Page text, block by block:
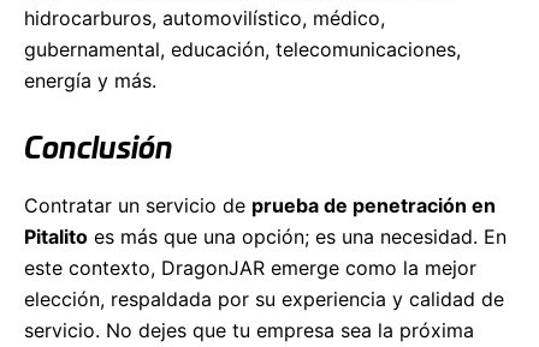
hidrocarburos, automovilístico, médico,
gubernamental, educación, telecomunicaciones,
energía y más.
Conclusión
Contratar un servicio de prueba de penetración en
Pitalito es más que una opción; es una necesidad. En
este contexto, DragonJAR emerge como la mejor
elección, respaldada por su experiencia y calidad de
servicio. No dejes que tu empresa sea la próxima